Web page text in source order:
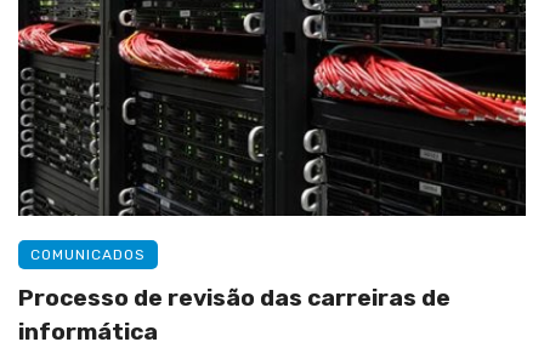
COMUNICADOS
Processo de revisão das carreiras de
informática